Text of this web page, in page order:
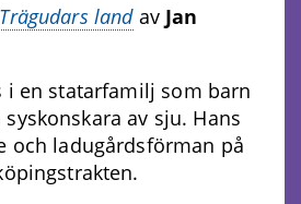
Trägudars landav Jan
i en statarfamilj som barn
av sju. Hans
och ladugårdsförman på